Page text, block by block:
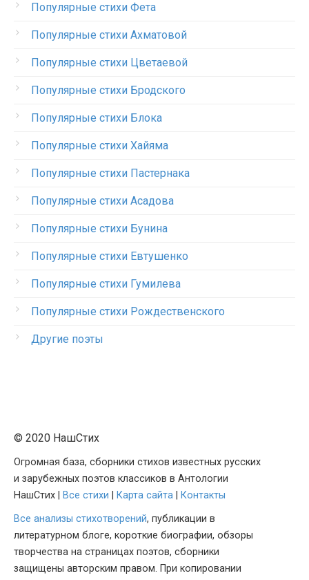
Популярные стихи Фета
Популярные стихи Ахматовой
Популярные стихи Цветаевой
Популярные стихи Бродского
Популярные стихи Блока
Популярные стихи Хайяма
Популярные стихи Пастернака
Популярные стихи Асадова
Популярные стихи Бунина
Популярные стихи Евтушенко
Популярные стихи Гумилева
Популярные стихи Рождественского
Другие поэты
© 2020 НашСтих
Огромная база, сборники стихов известных русских
и зарубежных поэтов классиков в Антологии
НашСтих |
Все стихи Карта сайта
Контакты
Все анализы стихотворений, публикации в
литературном блоге, короткие биографии, обзоры
творчества на страницах поэтов, сборники
защищены авторским правом. При копировании